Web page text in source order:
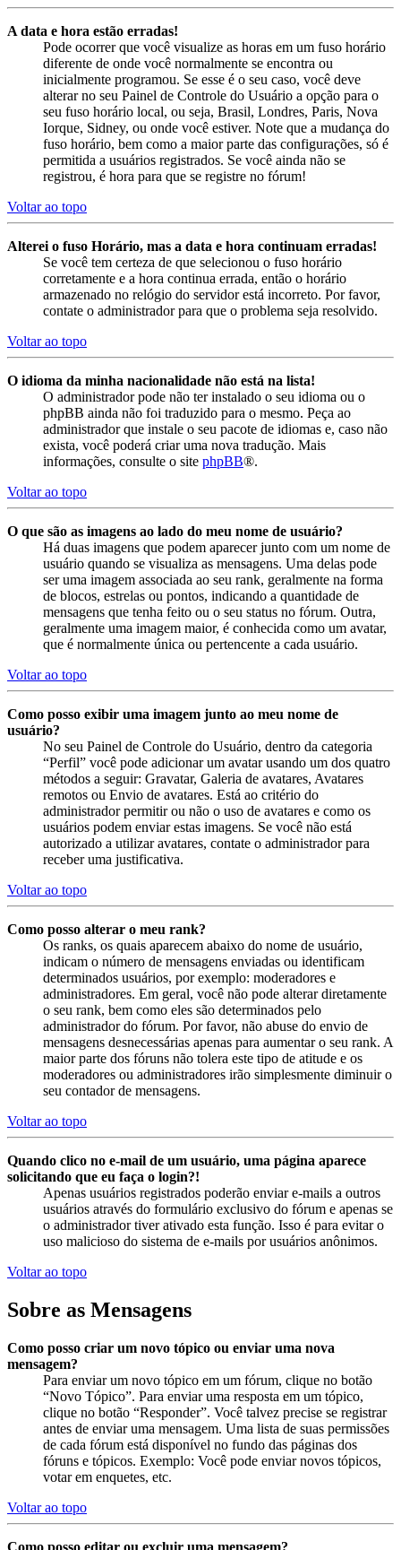
A data e hora estão erradas!
Pode ocorrer que você visualize as horas em um fuso horário
diferente de onde você normalmente se encontra ou
inicialmente programou. Se esse é o seu caso, você deve
alterar no seu Painel de Controle do Usuário a opção para o
seu fuso horário local, ou seja, Brasil, Londres, Paris, Nova
Iorque, Sidney, ou onde você estiver. Note que a mudança do
fuso horário, bem como a maior parte das configurações, só é
permitida a usuários registrados. Se você ainda não se
registrou, é hora para que se registre no fórum!
Voltar ao topo
Alterei o fuso Horário, mas a data e hora continuam erradas!
Se você tem certeza de que selecionou o fuso horário
corretamente e a hora continua errada, então o horário
armazenado no relógio do servidor está incorreto. Por favor,
contate o administrador para que o problema seja resolvido.
Voltar ao topo
O idioma da minha nacionalidade não está na lista!
O administrador pode não ter instalado o seu idioma ou o
phpBB ainda não foi traduzido para o mesmo. Peça ao
administrador que instale o seu pacote de idiomas e, caso não
exista, você poderá criar uma nova tradução. Mais
informações, consulte o site phpBB®.
Voltar ao topo
O que são as imagens ao lado do meu nome de usuário?
Há duas imagens que podem aparecer junto com um nome de
usuário quando se visualiza as mensagens. Uma delas pode
ser uma imagem associada ao seu rank, geralmente na forma
de blocos, estrelas ou pontos, indicando a quantidade de
mensagens que tenha feito ou o seu status no fórum. Outra,
geralmente uma imagem maior, é conhecida como um avatar,
que é normalmente única ou pertencente a cada usuário.
Voltar ao topo
Como posso exibir uma imagem junto ao meu nome de
usuário?
No seu Painel de Controle do Usuário, dentro da categoria
“Perfil” você pode adicionar um avatar usando um dos quatro
métodos a seguir: Gravatar, Galeria de avatares, Avatares
remotos ou Envio de avatares. Está ao critério do
administrador permitir ou não o uso de avatares e como os
usuários podem enviar estas imagens. Se você não está
autorizado a utilizar avatares, contate o administrador para
receber uma justificativa.
Voltar ao topo
Como posso alterar o meu rank?
Os ranks, os quais aparecem abaixo do nome de usuário,
indicam o número de mensagens enviadas ou identificam
determinados usuários, por exemplo: moderadores e
administradores. Em geral, você não pode alterar diretamente
o seu rank, bem como eles são determinados pelo
administrador do fórum. Por favor, não abuse do envio de
mensagens desnecessárias apenas para aumentar o seu rank. A
maior parte dos fóruns não tolera este tipo de atitude e os
moderadores ou administradores irão simplesmente diminuir o
seu contador de mensagens.
Voltar ao topo
Quando clico no e-mail de um usuário, uma página aparece
solicitando que eu faça o login?!
Apenas usuários registrados poderão enviar e-mails a outros
usuários através do formulário exclusivo do fórum e apenas se
o administrador tiver ativado esta função. Isso é para evitar o
uso malicioso do sistema de e-mails por usuários anônimos.
Voltar ao topo
Sobre as Mensagens
Como posso criar um novo tópico ou enviar uma nova
mensagem?
Para enviar um novo tópico em um fórum, clique no botão
“Novo Tópico”. Para enviar uma resposta em um tópico,
clique no botão “Responder”. Você talvez precise se registrar
antes de enviar uma mensagem. Uma lista de suas permissões
de cada fórum está disponível no fundo das páginas dos
fóruns e tópicos. Exemplo: Você pode enviar novos tópicos,
votar em enquetes, etc.
Voltar ao topo
Como posso editar ou excluir uma mensagem?